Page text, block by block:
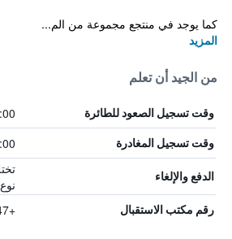
كما يوجد في منتجع مجموعة من الم...
المزيد
من الجيد أن تعلم
وقت تسجيل الصعود للطائرة
وقت تسجيل المغادرة
الدفع والإلغاء
رقم مكتب الاستقبال +47 6498 4800